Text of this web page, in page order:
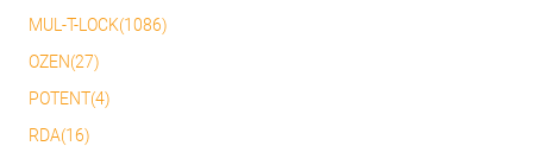
MUL-T-LOCK(1086)
OZEN(27)
POTENT(4)
RDA(16)